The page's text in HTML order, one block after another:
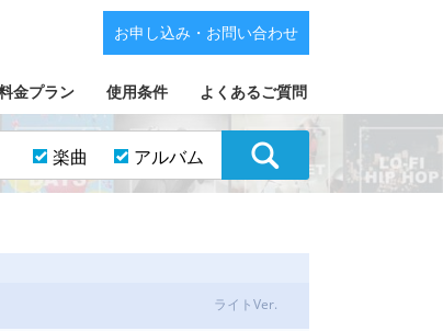
金プラン 使用条件 よくあるご質問
お申し込み・お問い合わせ
楽曲 アルバム
ライトVer.